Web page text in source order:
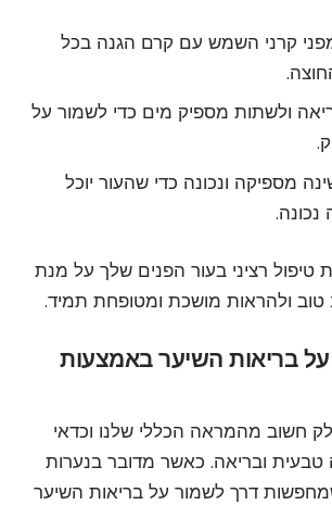
קרני השמש עם קרם הגנה בכל
ולשתות מספיק מים כדי לשמור על
מספיקה ונכונה כדי שהעור יוכל
טיפול רציני בעור הפנים שלך על מנת
טוב ולהראות מושכת ומטופחת תמיד.
על בריאות השיער באמצעות
חשוב מהמראה הכללי שלנו וכדאי
טבעית ובריאה. כאשר מדובר בנערות
דרך לשמור על בריאות השיער